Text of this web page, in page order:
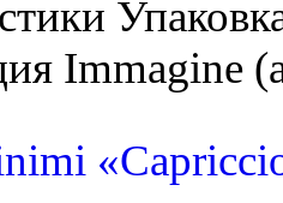
Immagine